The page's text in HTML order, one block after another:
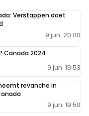
Verstappen doet
9 jun. 20:00
Canada 2024
9 jun. 19:53
revanche in
9 jun. 19:50